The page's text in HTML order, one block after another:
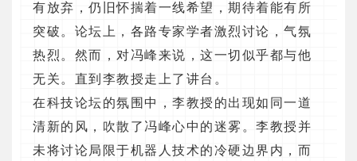
有放弃，仍旧怀揣着一线希望，期待着能有所
突破。论坛上，各路专家学者激烈讨论，气氛
热烈。然而，对冯峰来说，这一切似乎都与他
无关。直到李教授走上了讲台。
在科技论坛的氛围中，李教授的出现如同一道
清新的风，吹散了冯峰心中的迷雾。李教授并
未将讨论局限于机器人技术的冷硬边界内，而